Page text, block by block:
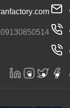
09130850514